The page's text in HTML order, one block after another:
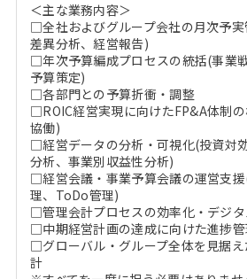
＜主な業務内容＞
□全社およびグループ会社の月次予実
差異分析、経営報告)
□年次予算編成プロセスの統括(事業
予算策定)
□各部門との予算折衝・調整
□ROIC経営実現に向けたFP&A体制
協働)
□経営データの分析・可視化(投資対
分析、事業別収益性分析)
□経営会議・事業予算会議の運営支
理、ToDo管理)
□管理会計プロセスの効率化・デジ
□中期経営計画の達成に向けた進捗
□グローバル・グループ全体を見据
計